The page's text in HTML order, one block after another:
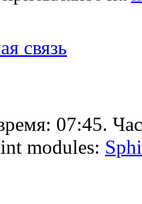
связь
07:45.
modules: